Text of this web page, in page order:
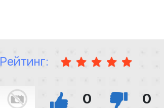
Рейтинг:
0 0